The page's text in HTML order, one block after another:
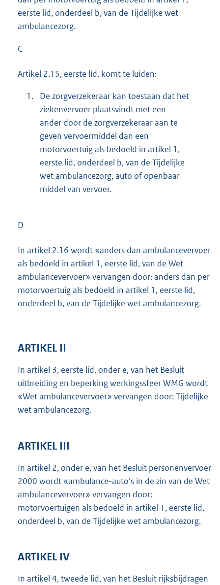
eerste lid, onderdeel b, van de Tijdelijke wet
ambulancezorg.
C
Artikel 2.15, eerste lid, komt te luiden:
1.
De zorgverzekeraar kan toestaan dat het
ziekenvervoer plaatsvindt met een
ander door de zorgverzekeraar aan te
geven vervoermiddel dan een
motorvoertuig als bedoeld in artikel 1,
eerste lid, onderdeel b, van de Tijdelijke
wet ambulancezorg, auto of openbaar
middel van vervoer.
D
In artikel 2.16 wordt «anders dan ambulancevervoer
als bedoeld in artikel 1, eerste lid, van de Wet
ambulancevervoer» vervangen door: anders dan per
motorvoertuig als bedoeld in artikel 1, eerste lid,
onderdeel b, van de Tijdelijke wet ambulancezorg.
ARTIKEL II
In artikel 3, eerste lid, onder e, van het Besluit
uitbreiding en beperking werkingssfeer WMG wordt
«Wet ambulancevervoer» vervangen door: Tijdelijke
wet ambulancezorg.
ARTIKEL III
In artikel 2, onder e, van het Besluit personenvervoer
2000 wordt «ambulance-auto’s in de zin van de Wet
ambulancevervoer» vervangen door:
motorvoertuigen als bedoeld in artikel 1, eerste lid,
onderdeel b, van de Tijdelijke wet ambulancezorg.
ARTIKEL IV
In artikel 4, tweede lid, van het Besluit rijksbijdragen